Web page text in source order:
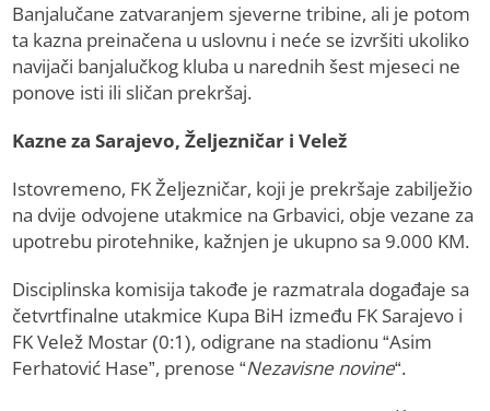
Banjalučane zatvaranjem sjeverne tribine, ali je potom
ta kazna preinačena u uslovnu i neće se izvršiti ukoliko
navijači banjalučkog kluba u narednih šest mjeseci ne
ponove isti ili sličan prekršaj.
Kazne za Sarajevo, Željezničar i Velež
Istovremeno, FK Željezničar, koji je prekršaje zabilježio
na dvije odvojene utakmice na Grbavici, obje vezane za
upotrebu pirotehnike, kažnjen je ukupno sa 9.000 KM.
Disciplinska komisija takođe je razmatrala događaje sa
četvrtfinalne utakmice Kupa BiH između FK Sarajevo i
FK Velež Mostar (0:1), odigrane na stadionu “Asim
Ferhatović Hase”, prenose “Nezavisne novine“.